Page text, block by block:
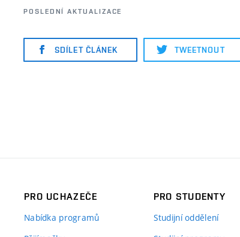
POSLEDNÍ AKTUALIZACE
SDÍLET ČLÁNEK TWEETNOUT
PRO UCHAZEČE
Nabídka programů
PRO STUDENTY
Studijní oddělení